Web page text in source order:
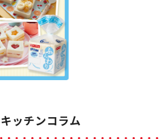
ッチンコラム